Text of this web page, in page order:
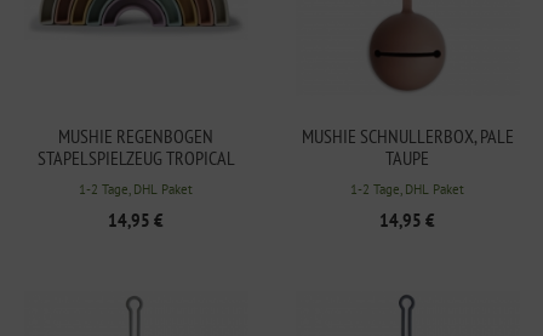
MUSHIE REGENBOGEN
STAPELSPIELZEUG TROPICAL
1-2 Tage, DHL Paket
14,95 €
MUSHIE SCHNULLERBOX, PALE
TAUPE
1-2 Tage, DHL Paket
14,95 €